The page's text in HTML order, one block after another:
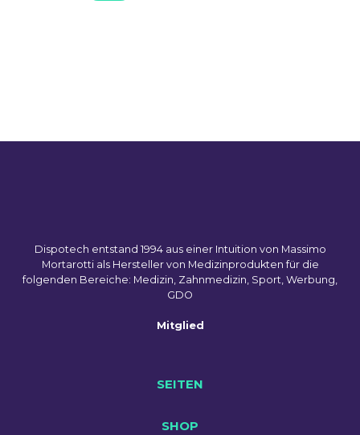
Dispotech entstand 1994 aus einer Intuition von Massimo
Mortarotti als Hersteller von Medizinprodukten für die
folgenden Bereiche: Medizin, Zahnmedizin, Sport, Werbung,
GDO
Mitglied
SEITEN
SHOP